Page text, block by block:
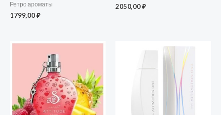
Ретро ароматы
1799,00₽
2050,00₽